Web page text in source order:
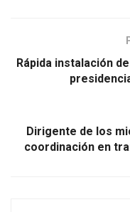
Rápida instalación
Dirigente de los
coordinación en